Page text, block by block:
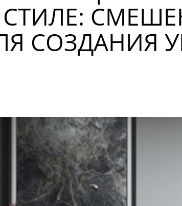
СОЗДАНИЯ